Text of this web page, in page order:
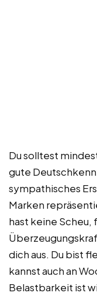
Du solltest
gute
sympathisches
Marken
hast keine Scheu,
dich aus. Du bist
kannst auch an
Belastbarkeit ist